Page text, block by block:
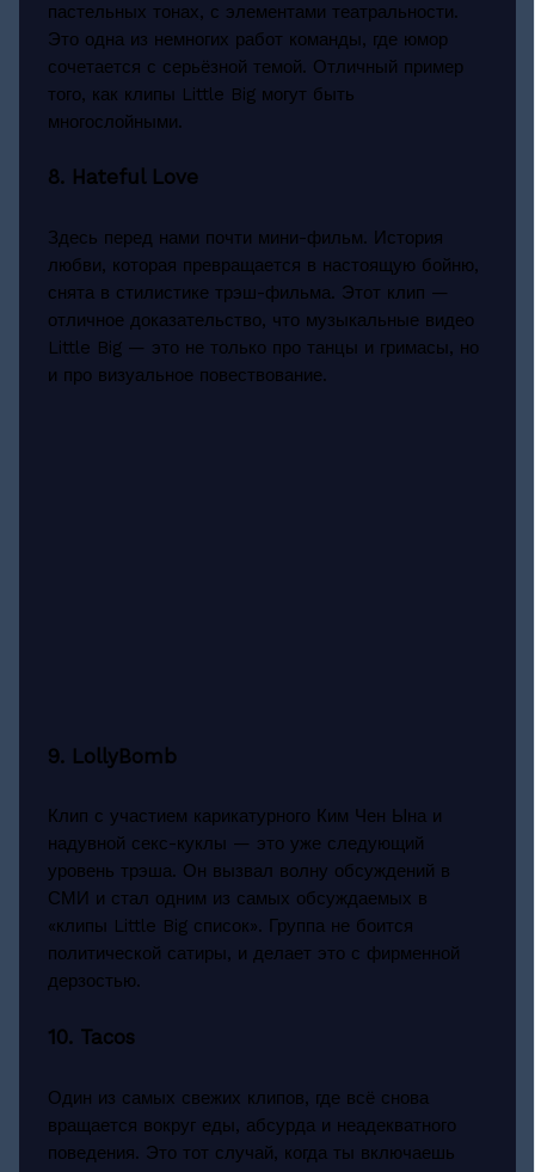
пастельных тонах, с элементами театральности.
Это одна из немногих работ команды, где юмор
сочетается с серьёзной темой. Отличный пример
того, как клипы Little Big могут быть
многослойными.
8. Hateful Love
Здесь перед нами почти мини-фильм. История
любви, которая превращается в настоящую бойню,
снята в стилистике трэш-фильма. Этот клип —
отличное доказательство, что музыкальные видео
Little Big — это не только про танцы и гримасы, но
и про визуальное повествование.
9. LollyBomb
Клип с участием карикатурного Ким Чен Ына и
надувной секс-куклы — это уже следующий
уровень трэша. Он вызвал волну обсуждений в
СМИ и стал одним из самых обсуждаемых в
«клипы Little Big список». Группа не боится
политической сатиры, и делает это с фирменной
дерзостью.
10. Tacos
Один из самых свежих клипов, где всё снова
вращается вокруг еды, абсурда и неадекватного
поведения. Это тот случай, когда ты включаешь